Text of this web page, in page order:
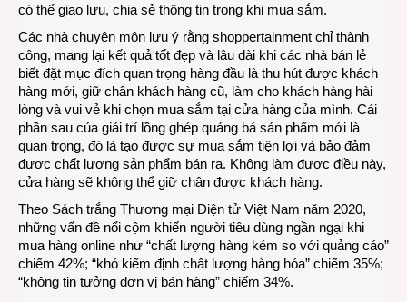
có thể giao lưu, chia sẻ thông tin trong khi mua sắm.
Các nhà chuyên môn lưu ý rằng shoppertainment chỉ thành
công, mang lại kết quả tốt đẹp và lâu dài khi các nhà bán lẻ
biết đặt mục đích quan trọng hàng đầu là thu hút được khách
hàng mới, giữ chân khách hàng cũ, làm cho khách hàng hài
lòng và vui vẻ khi chọn mua sắm tại cửa hàng của mình. Cái
phần sau của giải trí lồng ghép quảng bá sản phẩm mới là
quan trọng, đó là tạo được sự mua sắm tiện lợi và bảo đảm
được chất lượng sản phẩm bán ra. Không làm được điều này,
cửa hàng sẽ không thể giữ chân được khách hàng.
Theo Sách trắng Thương mại Điện tử Việt Nam năm 2020,
những vấn đề nổi cộm khiến người tiêu dùng ngần ngại khi
mua hàng online như “chất lượng hàng kém so với quảng cáo”
chiếm 42%; “khó kiểm định chất lượng hàng hóa” chiếm 35%;
“không tin tưởng đơn vị bán hàng” chiếm 34%.